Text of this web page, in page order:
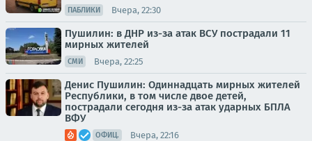
ПАБЛИКИ Вчера, 22:30
Пушилин: в ДНР из-за атак ВСУ пострадали 11
мирных жителей
СМИ Вчера, 22:25
Денис Пушилин: Одиннадцать мирных жителей
Республики, в том числе двое детей,
пострадали сегодня из-за атак ударных БПЛА
ВФУ
ОФИЦ. Вчера, 22:16